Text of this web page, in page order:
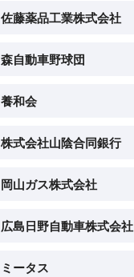
佐藤薬品工業株式会社
森自動車野球団
養和会
株式会社山陰合同銀行
岡山ガス株式会社
広島日野自動車株式会社
ミータス